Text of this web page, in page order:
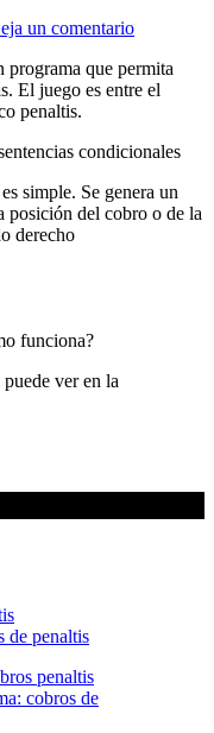
un comentario
programa que permita
El juego es entre el
penaltis.
condicionales
simple. Se genera un
posición del cobro o de la
derecho
funciona?
ver en la
de penaltis
cobros de